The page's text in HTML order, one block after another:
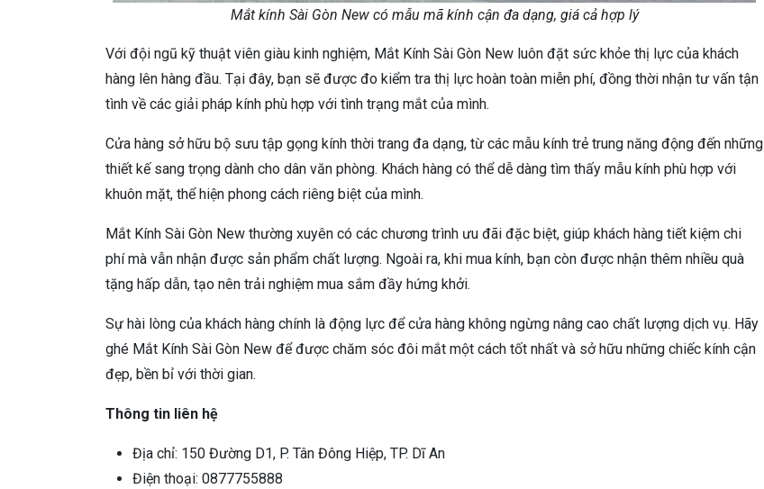
Mắt kính Sài Gòn New có mẫu mã kính cận đa dạng, giá cả hợp lý
Với đội ngũ kỹ thuật viên giàu kinh nghiệm, Mắt Kính Sài Gòn New luôn đặt sức khỏe thị lực của khách
hàng lên hàng đầu. Tại đây, bạn sẽ được đo kiểm tra thị lực hoàn toàn miễn phí, đồng thời nhận tư vấn tận
tình về các giải pháp kính phù hợp với tình trạng mắt của mình.
Cửa hàng sở hữu bộ sưu tập gọng kính thời trang đa dạng, từ các mẫu kính trẻ trung năng động đến những
thiết kế sang trọng dành cho dân văn phòng. Khách hàng có thể dễ dàng tìm thấy mẫu kính phù hợp với
khuôn mặt, thể hiện phong cách riêng biệt của mình.
Mắt Kính Sài Gòn New thường xuyên có các chương trình ưu đãi đặc biệt, giúp khách hàng tiết kiệm chi
phí mà vẫn nhận được sản phẩm chất lượng. Ngoài ra, khi mua kính, bạn còn được nhận thêm nhiều quà
tặng hấp dẫn, tạo nên trải nghiệm mua sắm đầy hứng khởi.
Sự hài lòng của khách hàng chính là động lực để cửa hàng không ngừng nâng cao chất lượng dịch vụ. Hãy
ghé Mắt Kính Sài Gòn New để được chăm sóc đôi mắt một cách tốt nhất và sở hữu những chiếc kính cận
đẹp, bền bỉ với thời gian.
Thông tin liên hệ
Địa chỉ: 150 Đường D1, P. Tân Đông Hiệp, TP. Dĩ An
Điện thoại: 0877755888